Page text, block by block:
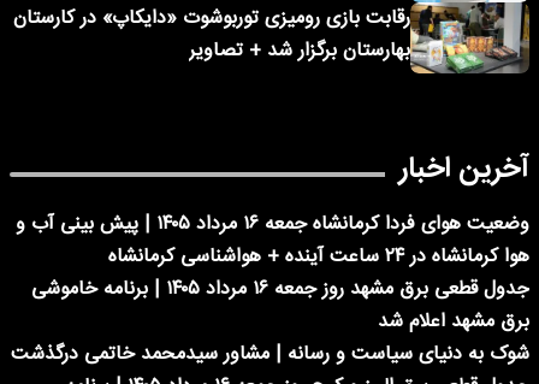
رقابت بازی رومیزی توربوشوت «دایکاپ» در کارستان
بهارستان برگزار شد + تصاویر
آخرین اخبار
وضعیت هوای فردا کرمانشاه جمعه ۱۶ مرداد ۱۴۰۵ | پیش بینی آب و
هوا کرمانشاه در ۲۴ ساعت آینده + هواشناسی کرمانشاه
جدول قطعی برق مشهد روز جمعه ۱۶ مرداد ۱۴۰۵ | برنامه خاموشی
برق مشهد اعلام شد
شوک به دنیای سیاست و رسانه | مشاور سیدمحمد خاتمی درگذشت